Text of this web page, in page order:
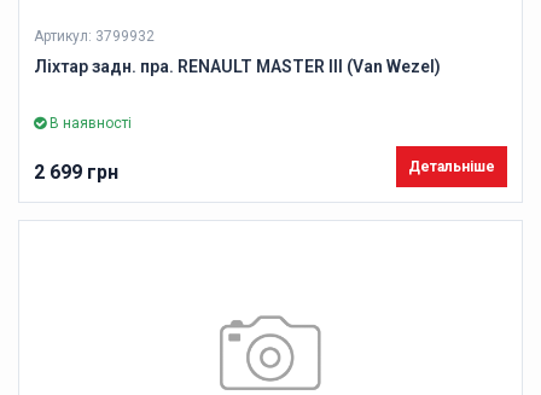
Артикул: 3799932
Ліхтар задн. пра. RENAULT MASTER III (Van Wezel)
В наявності
2 699 грн Детальніше